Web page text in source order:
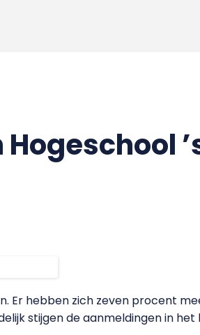
Er hebben zich zeven procent
stijgen de aanmeldingen in